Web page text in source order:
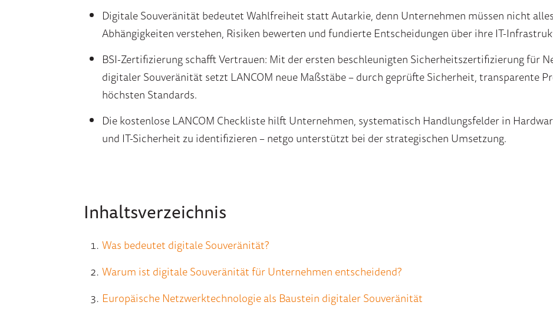
Digitale Souveränität bedeutet Wahlfreiheit statt Autarkie, denn Unternehmen müssen nicht
Abhängigkeiten verstehen, Risiken bewerten und fundierte Entscheidungen über ihre IT-
BSI-Zertifizierung schafft Vertrauen: Mit der ersten beschleunigten Sicherheitszertifizierung für
digitaler Souveränität setzt LANCOM neue Maßstäbe – durch geprüfte Sicherheit, transparente
höchsten Standards.
Die kostenlose LANCOM Checkliste hilft Unternehmen, systematisch Handlungsfelder in
und IT-Sicherheit zu identifizieren – netgo unterstützt bei der strategischen Umsetzung.
Inhaltsverzeichnis
Was bedeutet digitale Souveränität?
Warum ist digitale Souveränität für Unternehmen entscheidend?
Europäische Netzwerktechnologie als Baustein digitaler Souveränität